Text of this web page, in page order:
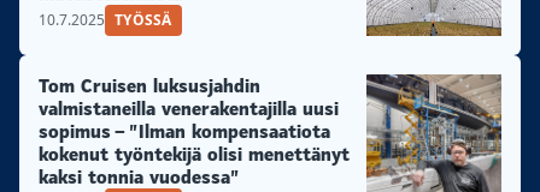
10.7.2025 TYÖSSÄ
Tom Cruisen luksusjahdin
valmistaneilla venerakentajilla uusi
sopimus – ”Ilman kompensaatiota
kokenut työntekijä olisi menettänyt
kaksi tonnia vuodessa”